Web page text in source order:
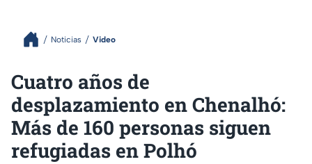
Noticias Video
Cuatro años de
desplazamiento en Chenalhó:
Más de 160 personas siguen
refugiadas en Polhó